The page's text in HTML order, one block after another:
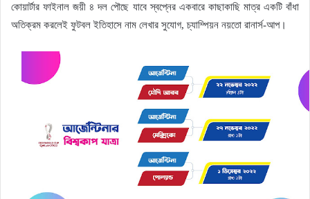
কোয়ার্টার ফাইনাল জয়ী ৪ দল পৌছে যাবে স্বপ্নের একবারে কাছাকাছি মাত্র একটি বাঁধা
অতিক্রম করলেই ফুটবল ইতিহাসে নাম লেখার সুযোগ, চ্যাম্পিয়ন নয়তো রানার্স-আপ।